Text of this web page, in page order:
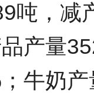
吨，减
产量
牛奶